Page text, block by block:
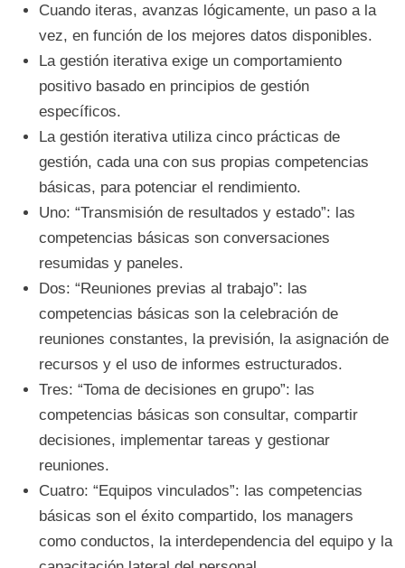
Cuando iteras, avanzas lógicamente, un paso a la
vez, en función de los mejores datos disponibles.
La gestión iterativa exige un comportamiento
positivo basado en principios de gestión
específicos.
La gestión iterativa utiliza cinco prácticas de
gestión, cada una con sus propias competencias
básicas, para potenciar el rendimiento.
Uno: “Transmisión de resultados y estado”: las
competencias básicas son conversaciones
resumidas y paneles.
Dos: “Reuniones previas al trabajo”: las
competencias básicas son la celebración de
reuniones constantes, la previsión, la asignación de
recursos y el uso de informes estructurados.
Tres: “Toma de decisiones en grupo”: las
competencias básicas son consultar, compartir
decisiones, implementar tareas y gestionar
reuniones.
Cuatro: “Equipos vinculados”: las competencias
básicas son el éxito compartido, los managers
como conductos, la interdependencia del equipo y la